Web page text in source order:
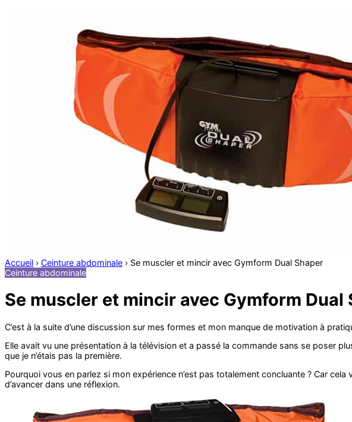
Accueil › Ceinture abdominale › Se muscler et mincir avec Gymform Dual Shaper
Ceinture abdominale
Se muscler et mincir avec Gymform Dual
C’est à la suite d’une discussion sur mes formes et mon manque de motivation à
Elle avait vu une présentation à la télévision et a passé la commande sans se poser
que je n’étais pas la première.
Pourquoi vous en parlez si mon expérience n’est pas totalement concluante ? Car
d’avancer dans une réflexion.